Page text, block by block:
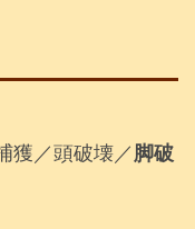
獲／頭破壊／脚破